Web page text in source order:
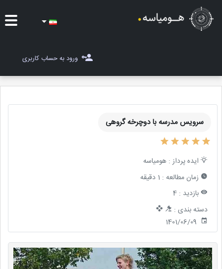
مجله هومیاسه
ورود به حساب کاربری
سرویس مدرسه با دوچرخه گروهی
ایده پرداز :هومیاسه
زمان مطالعه : 1 دقیقه
بازدید :4
دسته بندی :
1401/06/09